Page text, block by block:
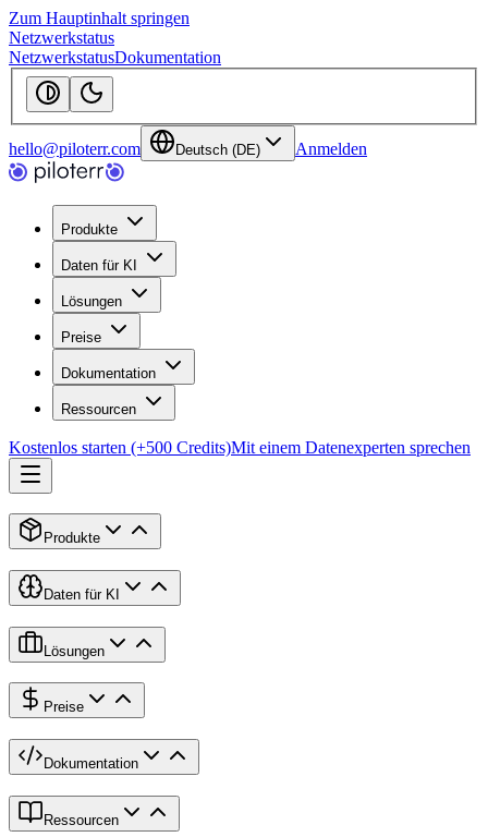
Zum Hauptinhalt springen
Netzwerkstatus
NetzwerkstatusDokumentation
hello@piloterr.com Deutsch (DE) Anmelden
Produkte
Daten für KI
Lösungen
Preise
Dokumentation
Ressourcen
Kostenlos starten (+500 Credits)Mit einem Datenexperten sprechen
Produkte
Daten für KI
Lösungen
Preise
Dokumentation
Ressourcen